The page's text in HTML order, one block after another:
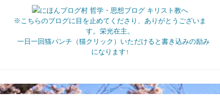
※こちらのブログに目を止めてくださり、ありがとうございま
す。栄光在主。
一日一回猫パンチ（猫クリック）いただけると書き込みの励み
になります↑